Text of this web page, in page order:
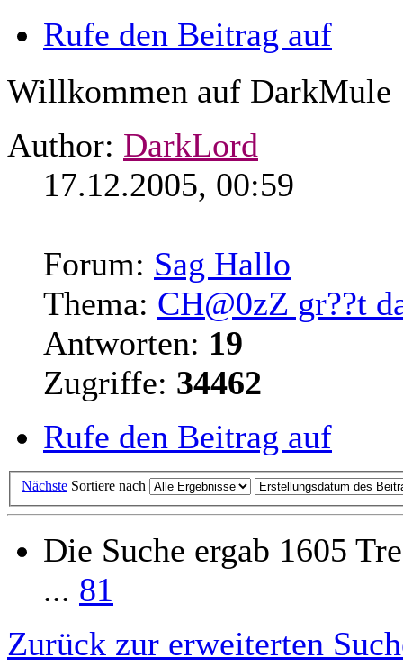
Rufe den Beitrag auf
Willkommen auf DarkMule
Author: DarkLord
17.12.2005, 00:59
Forum: Sag Hallo
Thema: CH@0zZ gr??t
Antworten: 19
Zugriffe: 34462
Rufe den Beitrag auf
Nächste Sortiere nach
Die Suche ergab 1605
... 81
Zurück zur erweiterten